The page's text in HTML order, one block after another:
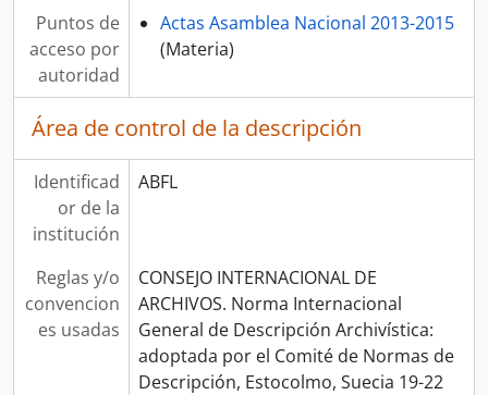
Puntos de
acceso por
autoridad
Actas Asamblea Nacional 2013-2015
(Materia)
Área de control de la descripción
Identificad
or de la
institución
ABFL
Reglas y/o
convencion
es usadas
CONSEJO INTERNACIONAL DE
ARCHIVOS. Norma Internacional
General de Descripción Archivística:
adoptada por el Comité de Normas de
Descripción, Estocolmo, Suecia 19-22